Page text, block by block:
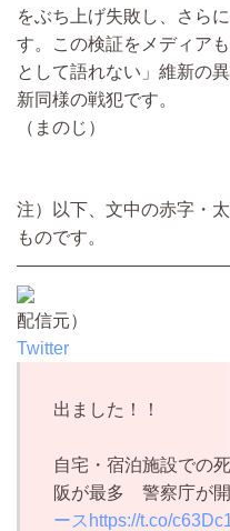
をぶち上げ失敗し、さら
す。この検証をメディア
として語れない」維新の
新同様の戦犯です。
（まのじ）
注）以下、文中の赤字・
ものです。
配信元）
Twitter
出ました！！
自宅・宿泊施設での
阪が最多 警察庁が
ース https://t.co/